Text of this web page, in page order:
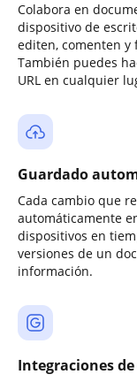
Colabora en
dispositivo de
editen, comenten y
También puedes
URL en cualquier
Guardado
Cada cambio que
automáticamente
dispositivos en
versiones de un
información.
Integraciones de